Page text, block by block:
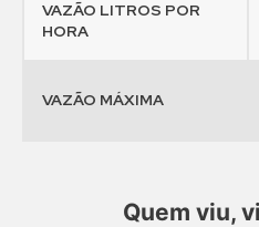
VAZÃO LITROS POR
HORA
VAZÃO MÁXIMA
Quem viu,